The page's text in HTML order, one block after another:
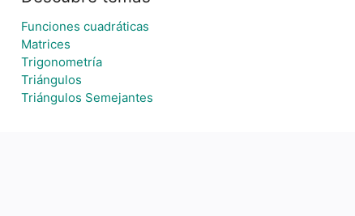
Funciones cuadráticas
Matrices
Trigonometría
Triángulos
Triángulos Semejantes